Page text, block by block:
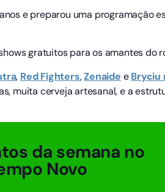
e preparou uma programação
gratuitos para os amantes do
, Red Fighters,Zenaide eBryciu
muita cerveja artesanal, e a
da semana no
Novo